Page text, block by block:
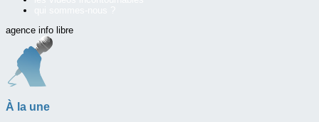
agence info libre
À la une